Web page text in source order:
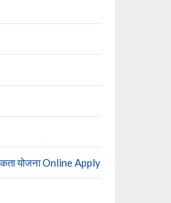
योजना Online Apply